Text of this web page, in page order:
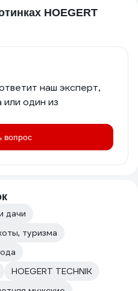
HOEGERT
наш эксперт,
один из
вопрос
дачи
туризма
HOEGERT TECHNIK